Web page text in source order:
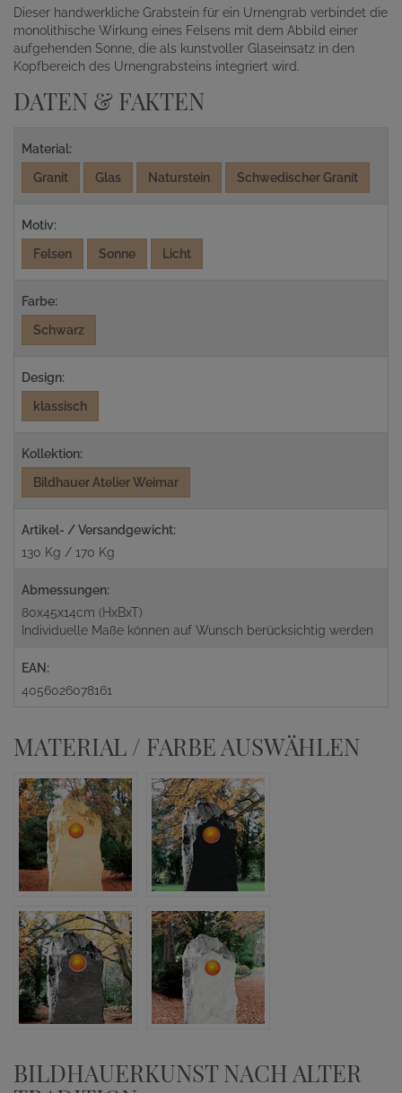
Dieser handwerkliche Grabstein für ein Urnengrab verbindet die
monolithische Wirkung eines Felsens mit dem Abbild einer
aufgehenden Sonne, die als kunstvoller Glaseinsatz in den
Kopfbereich des Urnengrabsteins integriert wird.
DATEN & FAKTEN
Material:
Granit
Glas Naturstein Schwedischer Granit
Motiv:
Felsen
Sonne Licht
Farbe:
Schwarz
Design:
klassisch
Kollektion:
Bildhauer Atelier Weimar
Artikel- / Versandgewicht:
130 Kg / 170 Kg
Abmessungen:
80x45x14cm (HxBxT)
Individuelle Maße können auf Wunsch berücksichtig werden
EAN:
4056026078161
MATERIAL / FARBE AUSWÄHLEN
BILDHAUERKUNST NACH ALTER